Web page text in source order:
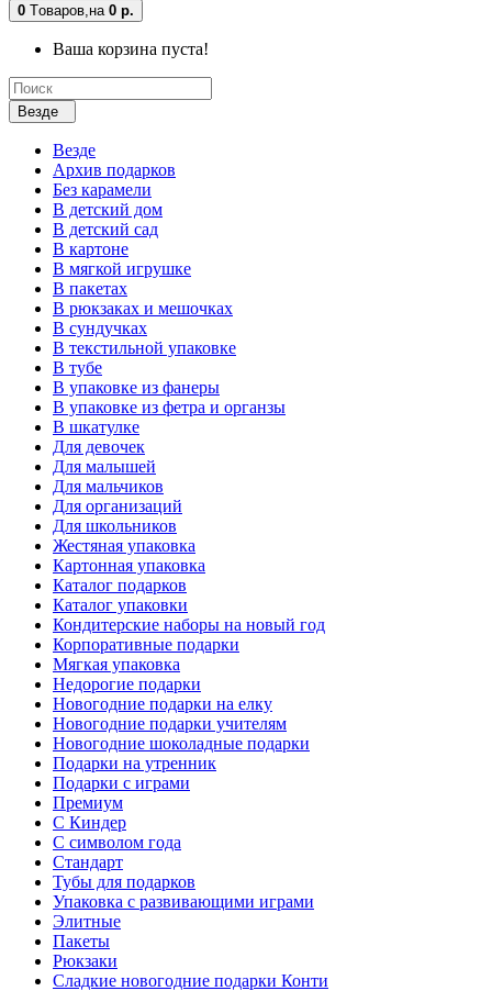
0 Tоваров, на 0 р.
Ваша корзина пуста!
Везде
Везде
Архив подарков
Без карамели
В детский дом
В детский сад
В картоне
В мягкой игрушке
В пакетах
В рюкзаках и мешочках
В сундучках
В текстильной упаковке
В тубе
В упаковке из фанеры
В упаковке из фетра и органзы
В шкатулке
Для девочек
Для малышей
Для мальчиков
Для организаций
Для школьников
Жестяная упаковка
Картонная упаковка
Каталог подарков
Каталог упаковки
Кондитерские наборы на новый год
Корпоративные подарки
Мягкая упаковка
Недорогие подарки
Новогодние подарки на елку
Новогодние подарки учителям
Новогодние шоколадные подарки
Подарки на утренник
Подарки с играми
Премиум
С Киндер
С символом года
Стандарт
Тубы для подарков
Упаковка с развивающими играми
Элитные
Пакеты
Рюкзаки
Сладкие новогодние подарки Конти